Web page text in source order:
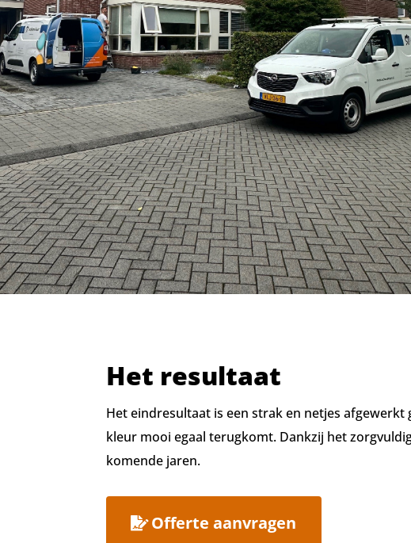
Het resultaat
Het eindresultaat is een strak en netjes
kleur mooi egaal terugkomt. Dankzij het
komende jaren.
Offerte aanvragen